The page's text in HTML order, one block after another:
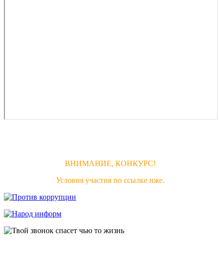
ВНИМАНИЕ, КОНКУРС!
Условия участия по ссылке нже.